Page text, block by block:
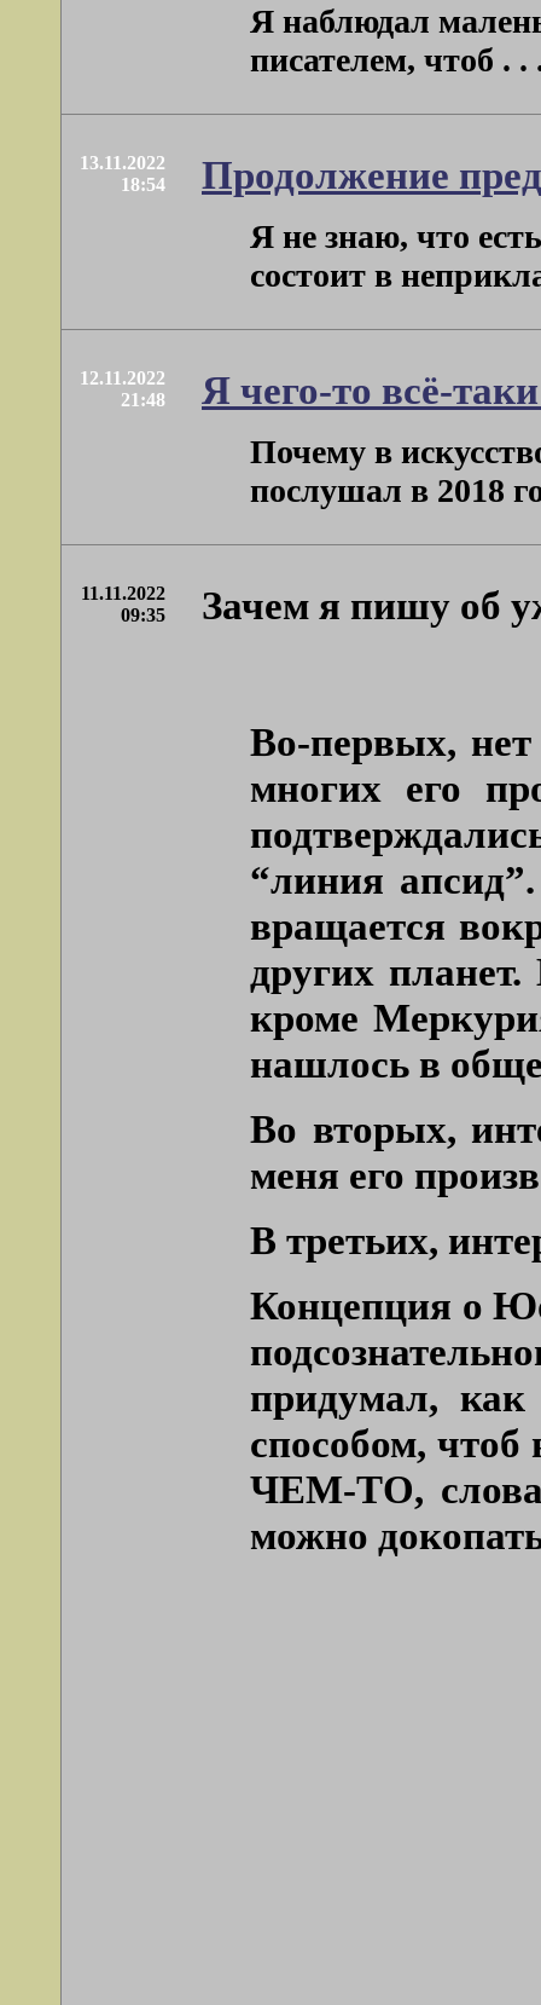
Я наблюдал
писателем, чтоб . .
13.11.2022
18:54
Продолжение
Я не знаю, что
состоит в
12.11.2022
21:48
Я чего-то всё-
Почему в
послушал в 2018
11.11.2022
09:35
Зачем я пишу об
Во-первых,
многих его
“линия
вращается
других
кроме
нашлось в
Во вторых,
меня его
В третьих,
Концепция о
придумал,
способом, чтоб
ЧЕМ-ТО,
можно